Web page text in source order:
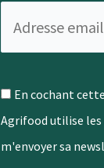
En cochant
Agrifood utilise
m'envoyer sa